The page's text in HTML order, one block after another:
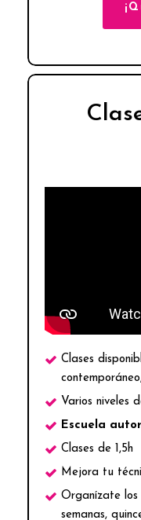
Clases
Varios niveles
Escuela
Clases de 1,5h
Mejora tu
Organízate los
semanas,